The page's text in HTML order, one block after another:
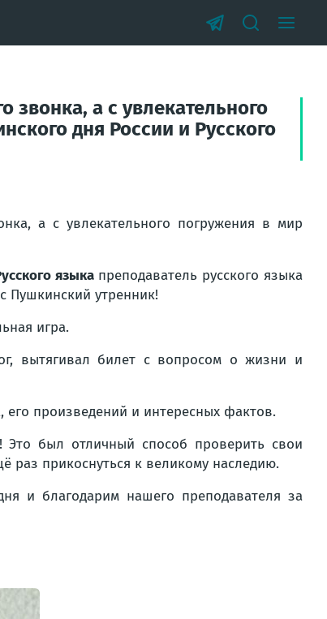
а с увлекательного
дня России и Русского
а с увлекательного погружения в мир
языка преподаватель русского языка
Пушкинский утренник!
игра.
вытягивал билет с вопросом о жизни и
произведений и интересных фактов.
Это был отличный способ проверить свои
раз прикоснуться к великому наследию.
и благодарим нашего преподавателя за